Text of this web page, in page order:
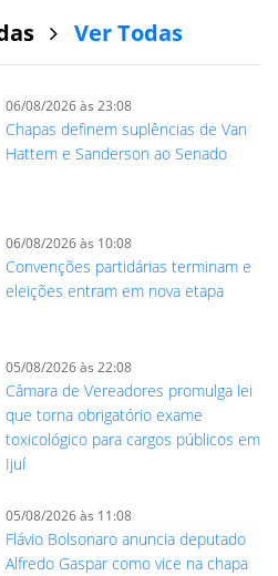
Ver Todas
06/08/2026 às 23:08
Chapas definem suplências de Van
Hattem e Sanderson ao Senado
06/08/2026 às 10:08
Convenções partidárias terminam e
eleições entram em nova etapa
05/08/2026 às 22:08
Câmara de Vereadores promulga lei
que torna obrigatório exame
toxicológico para cargos públicos em
Ijuí
05/08/2026 às 11:08
Flávio Bolsonaro anuncia deputado
Alfredo Gaspar como vice na chapa